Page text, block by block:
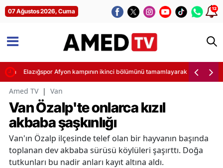
07 Ağustos 2026, Cuma 12
Elazığspor Afyon kampının ikinci bölümünü tamamlayarak kısa bir tatile
Amed TV | Van
Van Özalp'te onlarca kızıl
akbaba şaşkınlığı
Van'ın Özalp ilçesinde telef olan bir hayvanın başında
toplanan dev akbaba sürüsü köylüleri şaşırttı. Doğa
tutkunları bu nadir anları kayıt altına aldı.